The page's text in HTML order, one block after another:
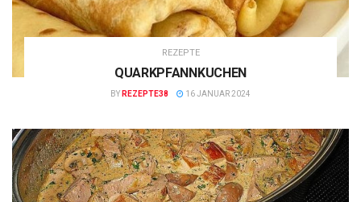
REZEPTE
QUARKPFANNKUCHEN
BY REZEPTE38 16 JANUAR 2024